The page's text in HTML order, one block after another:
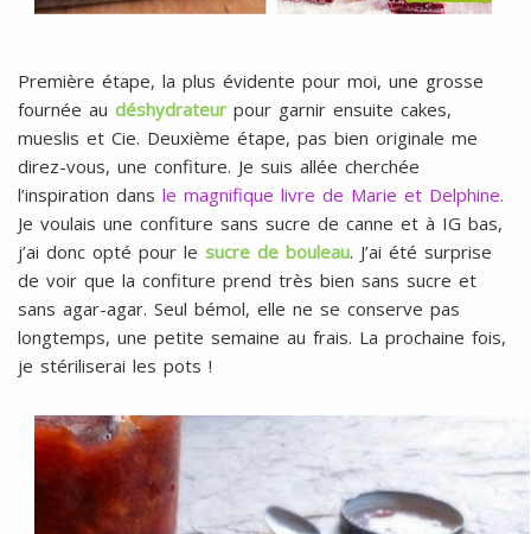
Première étape, la plus évidente pour moi, une grosse
fournée au déshydrateur pour garnir ensuite cakes,
mueslis et Cie. Deuxième étape, pas bien originale me
direz-vous, une confiture. Je suis allée cherchée
l’inspiration dans le magnifique livre de Marie et Delphine.
Je voulais une confiture sans sucre de canne et à IG bas,
j’ai donc opté pour le sucre de bouleau. J’ai été surprise
de voir que la confiture prend très bien sans sucre et
sans agar-agar. Seul bémol, elle ne se conserve pas
longtemps, une petite semaine au frais. La prochaine fois,
je stériliserai les pots !